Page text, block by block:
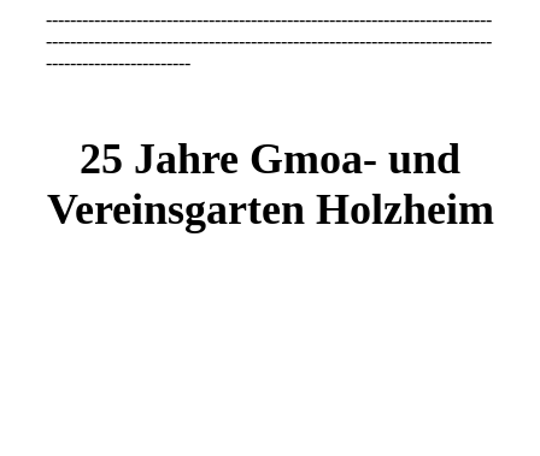
--------------------------------------------------------------------------
--------------------------------------------------------------------------
------------------------
25 Jahre Gmoa- und
Vereinsgarten Holzheim